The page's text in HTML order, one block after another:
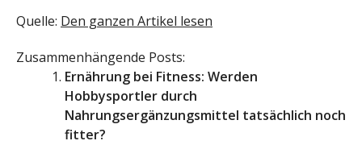
Quelle: Den ganzen Artikel lesen
Zusammenhängende Posts:
Ernährung bei Fitness: Werden
Hobbysportler durch
Nahrungsergänzungsmittel tatsächlich noch
fitter?